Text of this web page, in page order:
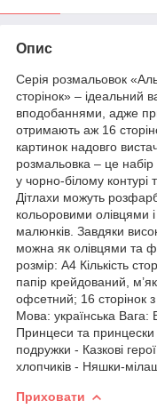
Опис
Серія розмальовок
сторінок» – ідеальний
вподобаннями, адже
отримають аж 16
картинок надовго
розмальовка – це
у чорно-білому контурі
Дітлахи можуть
кольоровими олівцями
малюнків. Завдяки
можна як олівцями та
розмір: А4 Кількість
папір крейдований,
офсетний; 16 сторінок
Мова: українська
Принцеси та
подружки - Казкові
хлопчиків - Няшки-
Приховати